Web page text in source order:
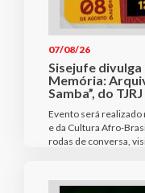
07/08/26
Sisejufe divulga
Memória:
Samba”, do TJRJ
Evento será realizado
e da Cultura Afro-
rodas de conversa,